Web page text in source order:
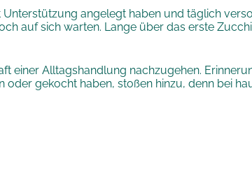
angelegt haben und täglich
auf sich warten. Lange über das erste
einer Alltagshandlung nachzugehen.
oder gekocht haben, stoßen hinzu, denn bei